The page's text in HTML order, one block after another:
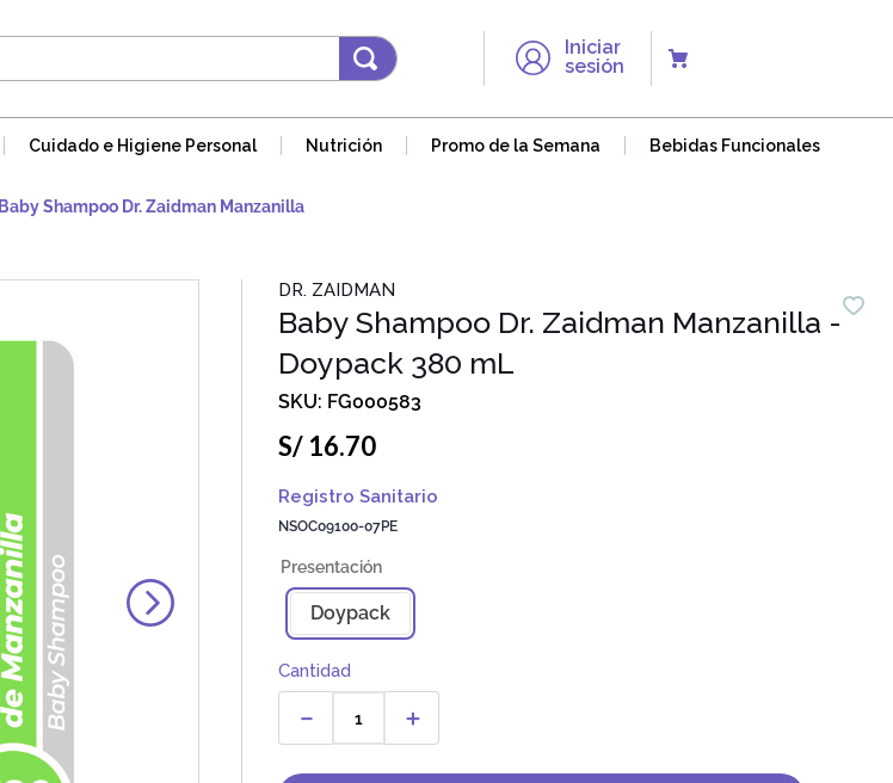
Iniciar
sesión
Cuidado e Higiene Personal Nutrición Promo de la Semana Bebidas Funcionales
Baby Shampoo Dr. Zaidman Manzanilla
DR. ZAIDMAN
Baby Shampoo Dr. Zaidman Manzanilla -
Doypack 380 mL
FG000583
S/ 16.70
Registro Sanitario
NSOC09100-07PE
Doypack
Cantidad
＋
－